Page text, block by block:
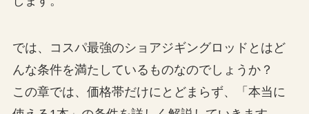
では、コスパ最強のショアジギングロッドとはど
んな条件を満たしているものなのでしょうか？
この章では、価格帯だけにとどまらず、「本当に